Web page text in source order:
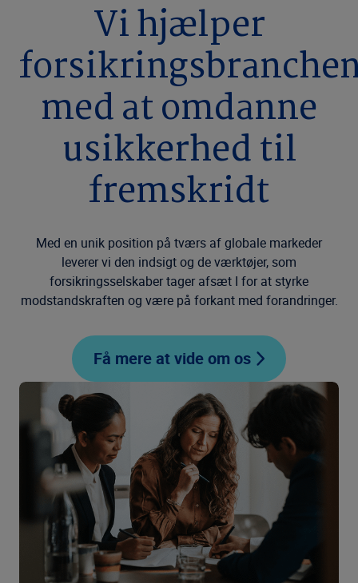
Vi hjælper
med at omdanne
usikkerhed til
fremskridt
Med en unik position på tværs af globale markeder
leverer vi den indsigt og de værktøjer, som
forsikringsselskaber tager afsæt I for at styrke
modstandskraften og være på forkant med forandringer.
Få mere at vide om os